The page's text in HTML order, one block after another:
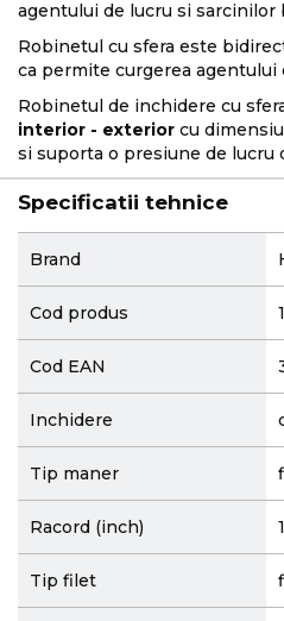
agentului de lucru si sarcinilor
Robinetul cu sfera este
ca permite curgerea
Robinetul de inchidere cu
interior - exterior cu
si suporta o presiune de lucru
Specificatii tehnice
Brand
Cod produs
Cod EAN
Inchidere
Tip maner
Racord (inch)
Tip filet